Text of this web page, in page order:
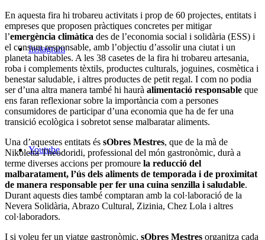
Instagram
Youtube
En aquesta fira hi trobareu activitats i prop de 60 projectes, entitats i
empreses que proposen pràctiques concretes per mitigar
l’emergència climàtica des de l’economia social i solidària (ESS) i
el consum responsable, amb l’objectiu d’assolir una ciutat i un
planeta habitables. A les 38 casetes de la fira hi trobareu artesania,
roba i complements tèxtils, productes culturals, joguines, cosmètica i
benestar saludable, i altres productes de petit regal. I com no podia
ser d’una altra manera també hi haurà alimentació responsable que
ens faran reflexionar sobre la importància com a persones
consumidores de participar d’una economia que ha de fer una
transició ecològica i sobretot sense malbaratar aliments.
Una d’aquestes entitats és sObres Mestres, que de la mà de
Nikoletta Theodoridi, professional del món gastronòmic, durà a
terme diverses accions per promoure la reducció del
malbaratament, l’ús dels aliments de temporada i de proximitat
de manera responsable per fer una cuina senzilla i saludable.
Durant aquests dies també comptaran amb la col·laboració de la
Nevera Solidària, Abrazo Cultural, Zizinia, Chez Lola i altres
col·laboradors.
I si voleu fer un viatge gastronòmic, sObres Mestres organitza cada